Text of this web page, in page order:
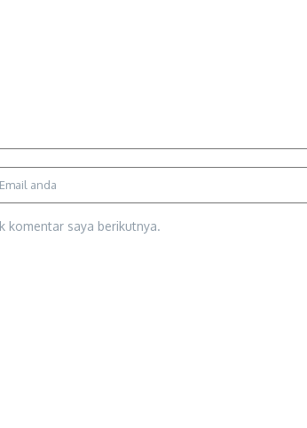
komentar saya berikutnya.